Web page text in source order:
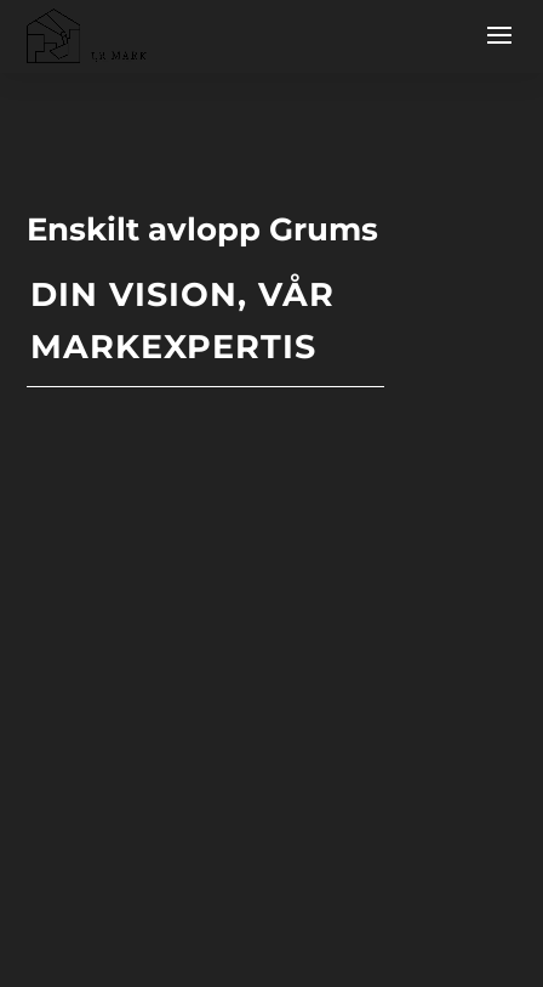
Enskilt avlopp Grums
DIN VISION, VÅR
MARKEXPERTIS